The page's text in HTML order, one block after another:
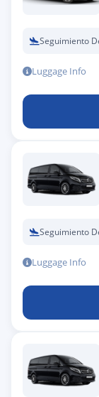
Seguimiento
Luggage Info
Seguimiento
Luggage Info